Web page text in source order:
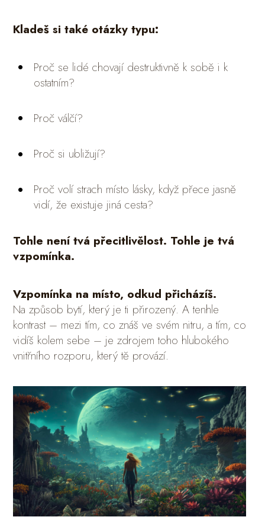
Kladeš si také otázky typu:
Proč se lidé chovají destruktivně k sobě i k
ostatním?
Proč válčí?
Proč si ubližují?
Proč volí strach místo lásky, když přece jasně
vidí, že existuje jiná cesta?
Tohle není tvá přecitlivělost. Tohle je tvá
vzpomínka.
Vzpomínka na místo, odkud přicházíš.
Na způsob bytí, který je ti přirozený. A tenhle
kontrast – mezi tím, co znáš ve svém nitru, a tím, co
vidíš kolem sebe – je zdrojem toho hlubokého
vnitřního rozporu, který tě provází.